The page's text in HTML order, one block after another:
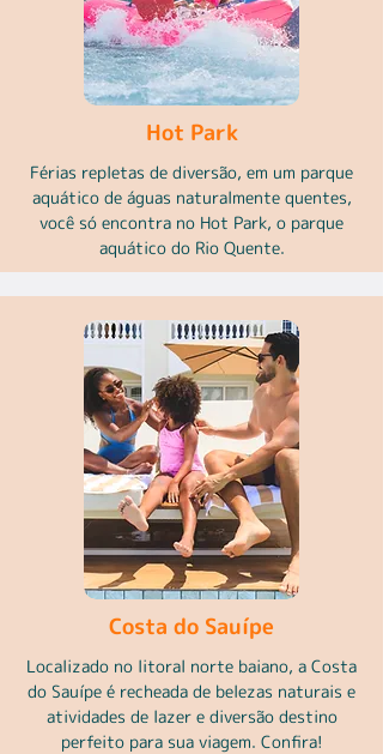
Hot Park
Férias repletas de diversão, em um parque
aquático de águas naturalmente quentes,
você só encontra no Hot Park, o parque
aquático do Rio Quente.
Costa do Sauípe
Localizado no litoral norte baiano, a Costa
do Sauípe é recheada de belezas naturais e
atividades de lazer e diversão destino
perfeito para sua viagem. Confira!